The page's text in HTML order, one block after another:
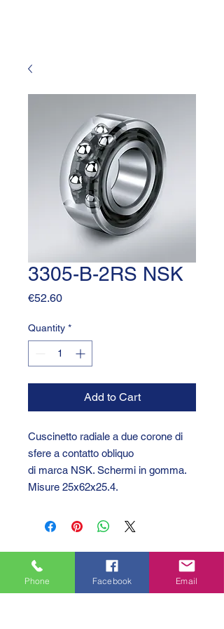
3305-B-2RS NSK
€52.60Price
Quantity *
Add to Cart
Cuscinetto radiale a due corone di
sfere a contatto obliquo
di marca NSK. Schermi in gomma.
Misure 25x62x25.4.
Phone Facebook Email